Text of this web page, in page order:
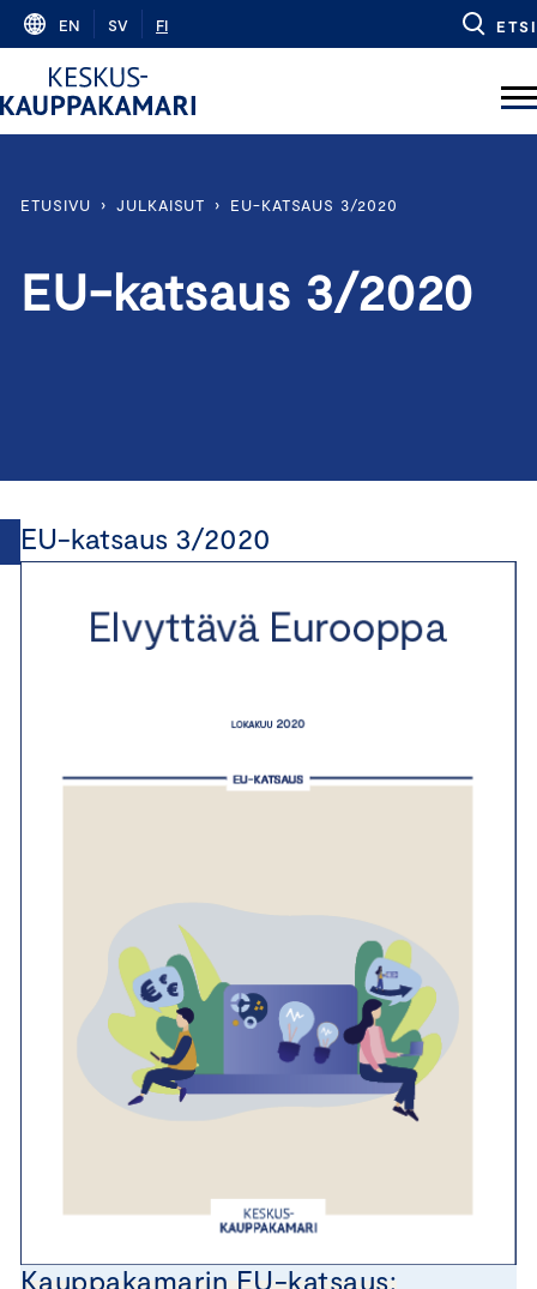
Skip
content
EN SV FI ETSI
ETUSIVU › JULKAISUT › EU-KATSAUS 3/2020
EU-katsaus 3/2020
EU-katsaus 3/2020
Kauppakamarin EU-katsaus: